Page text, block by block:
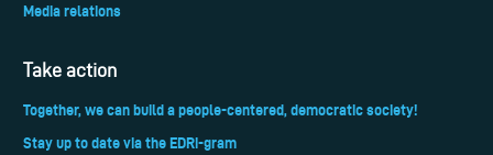
Media relations
Take action
Together, we can build a people-centered, democratic society!
Stay up to date via the EDRi-gram